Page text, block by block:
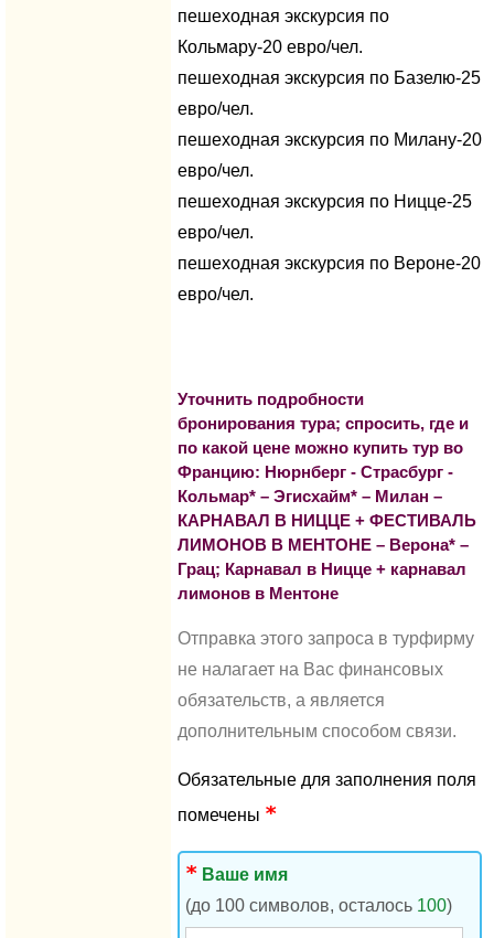
пешеходная экскурсия по
Кольмару-20 евро/чел.
пешеходная экскурсия по Базелю-25
евро/чел.
пешеходная экскурсия по Милану-20
евро/чел.
пешеходная экскурсия по Ницце-25
евро/чел.
пешеходная экскурсия по Вероне-20
евро/чел.
Уточнить подробности
бронирования тура; спросить, где и
по какой цене можно купить тур во
Францию: Нюрнберг - Страсбург -
Кольмар* – Эгисхайм* – Милан –
КАРНАВАЛ В НИЦЦЕ + ФЕСТИВАЛЬ
ЛИМОНОВ В МЕНТОНЕ – Верона* –
Грац; Карнавал в Ницце + карнавал
лимонов в Ментоне
Отправка этого запроса в турфирму
не налагает на Вас финансовых
обязательств, а является
дополнительным способом связи.
Обязательные для заполнения поля
помечены
Ваше имя
(до 100 символов, осталось 100)